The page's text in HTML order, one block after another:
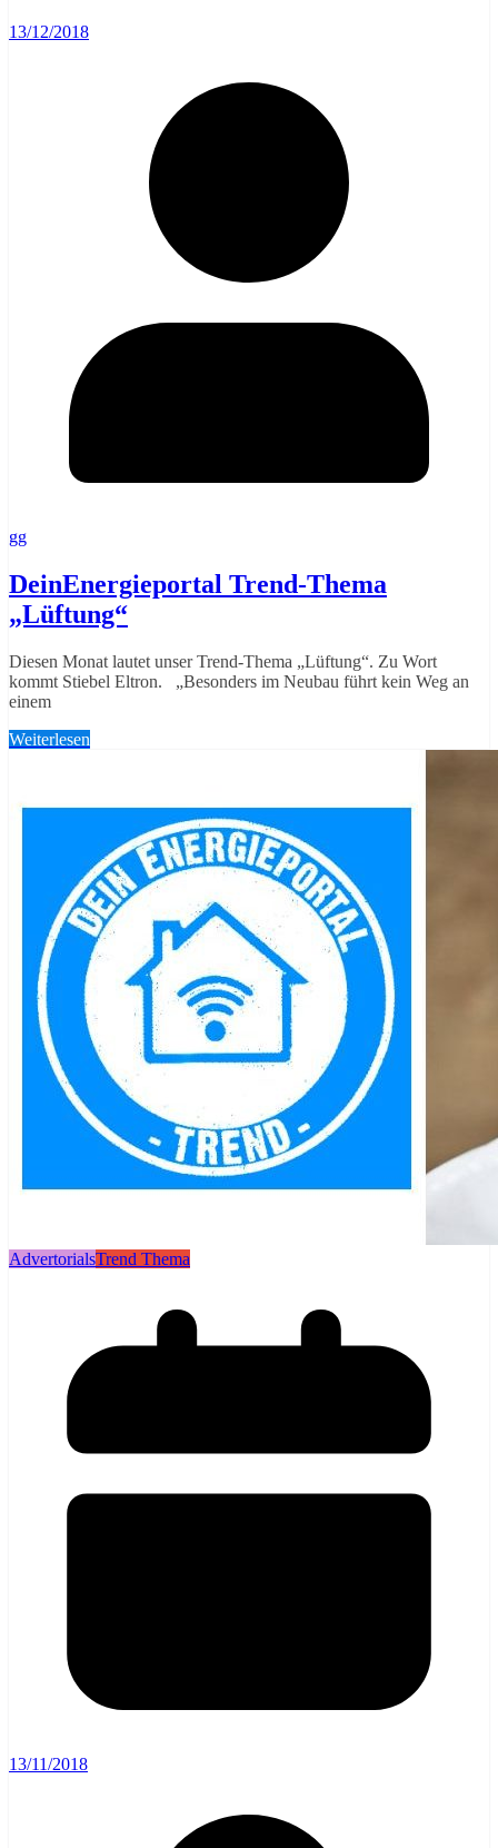
13/12/2018
gg
DeinEnergieportal Trend-Thema
„Lüftung“
Diesen Monat lautet unser Trend-Thema „Lüftung“. Zu Wort
kommt Stiebel Eltron. „Besonders im Neubau führt kein Weg an
einem
Weiterlesen
AdvertorialsTrend Thema
13/11/2018